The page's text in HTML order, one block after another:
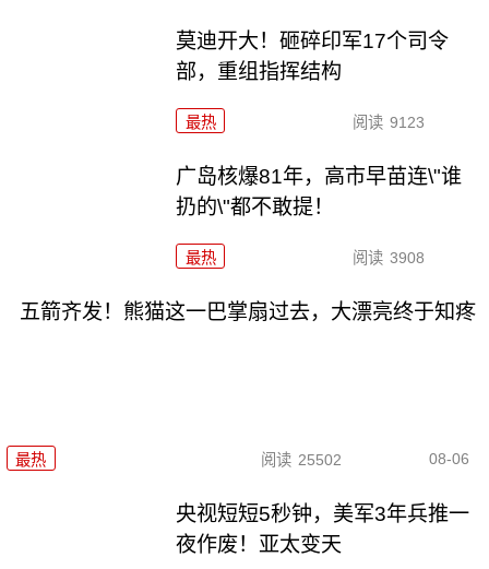
莫迪开大！砸碎印军17个司令
部，重组指挥结构
最热 阅读 9123
广岛核爆81年，高市早苗连\"谁
扔的\"都不敢提！
最热 阅读 3908
五箭齐发！熊猫这一巴掌扇过去，大漂亮终于知疼
最热 阅读 25502 08-06
央视短短5秒钟，美军3年兵推一
夜作废！亚太变天